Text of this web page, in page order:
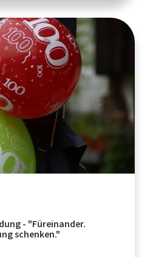
- "Füreinander.
schenken."